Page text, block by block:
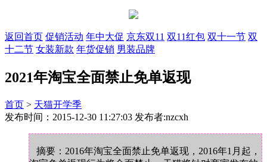
返回首页 促销活动 年中大促 京东双11 双11红包 双十一节 双
十二节 女装新款 年货促销 男装品牌
2021年淘宝全面禁止免单返现
首页 > 天猫开学季
发布时间：2015-12-30 11:27:03 发布者:nzcxh
摘要：2016年淘宝全面禁止免单返现，2016年1月起，